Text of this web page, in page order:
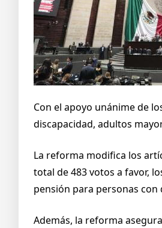
Con el apoyo unánime de
discapacidad, adultos
La reforma modifica los
total de 483 votos a favor,
pensión para personas
Además, la reforma